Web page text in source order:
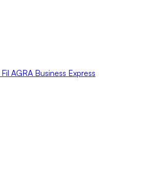
Fil AGRA Business Express